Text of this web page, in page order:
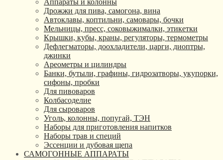
Дрожжи для пива, самогона, вина
Автоклавы, коптильни, самовары, бочки
Мельницы, пресс, соковыжималки, этикетки
Крышки, кубы, краны, регуляторы, термометры
Дефлегматоры, доохладители, царги, диоптры,
джинки
Ареометры и цилиндры
Банки, бутыли, графины, гидрозатворы, укупорки,
сифоны, пробки
Для пивоваров
Колбасоделие
Для сыроваров
Уголь, колонны, попугай, ТЭН
Наборы для приготовления напитков
Наборы трав и специй
Эссенции и дубовая щепа
САМОГОННЫЕ АППАРАТЫ